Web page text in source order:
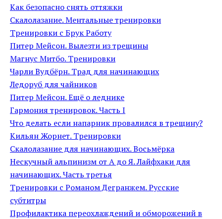
Как безопасно снять оттяжки
Скалолазание. Ментальные тренировки
Тренировки с Брук Работу
Питер Мейсон. Вылезти из трещины
Магнус Митбо. Тренировки
Чарли Вудбёрн. Трад для начинающих
Ледоруб для чайников
Питер Мейсон. Ещё о леднике
Гармония тренировок. Часть I
Что делать если напарник провалился в трещину?
Кильян Жорнет. Тренировки
Скалолазание для начинающих. Восьмёрка
Нескучный альпинизм от А до Я. Лайфхаки для
начинающих. Часть третья
Тренировки с Романом Дегранжем. Русские
субтитры
Профилактика переохлаждений и обморожений в